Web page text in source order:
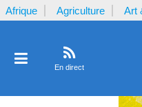
Afrique Agriculture Art
En direct